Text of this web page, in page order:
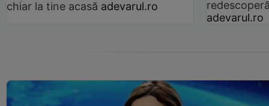
chiar la tine acasă adevarul.ro
adevarul.ro